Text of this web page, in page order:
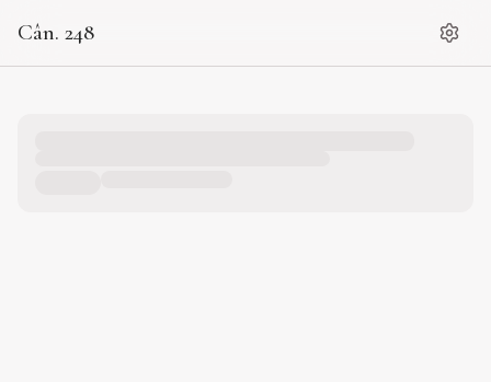
Cân. 248